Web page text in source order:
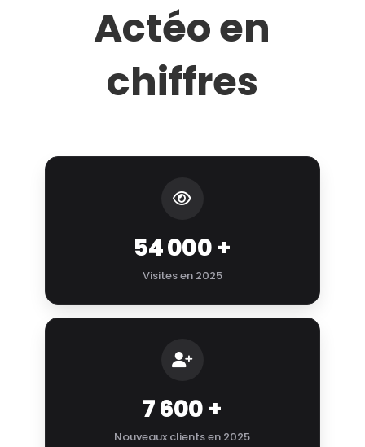
Actéo en
chiffres
54 000 +
Visites en 2025
7 600 +
Nouveaux clients en 2025